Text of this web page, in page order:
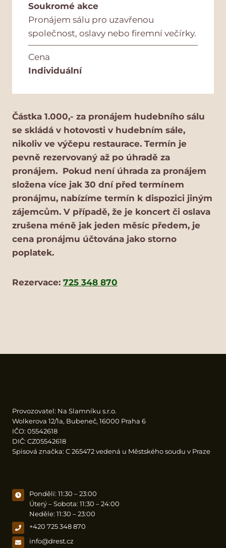
Soukromé akce
Pronájem sálu pro uzavřenou
společnost, oslavy nebo firemní večírky.
Cena
Individuální
Částka 1.000,- za pronájem hudebního sálu
se skládá v hotovosti v hudebním sále,
nikoliv ve výčepu restaurace. Termín je
pevně rezervovaný až po úhradě za
pronájem. Pokud není úhrada za pronájem
složena více jak 30 dní před termínem
pronájmu, nabízíme termín k dispozici jiným
zájemcům. V případě, že je koncert či oslava
zrušena méně jak jeden měsíc předem, je
cena pronájmu účtována jako storno
poplatek.
Rezervace: 725 348 870
Provozovatel: Na Slamníku s.r.o.
Wolkerova 12/1a, Bubeneč, 16000 Praha 6
IČO: 05542618
DIČ: CZ05542618
Spisová značka: C 265472 vedená u Městského soudu v Praze
Pondělí: 11:30 – 23:00
Úterý – Sobota: 11:30 – 24:00
Neděle: 11:30 – 23:00
+420 725 348 870
info@drest.cz